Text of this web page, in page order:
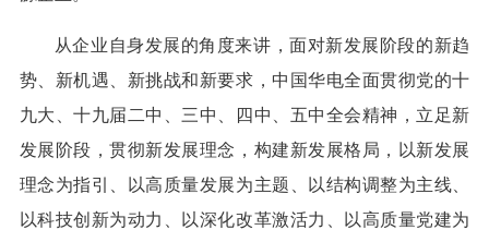
从企业自身发展的角度来讲，面对新发展阶段的新趋
势、新机遇、新挑战和新要求，中国华电全面贯彻党的十
九大、十九届二中、三中、四中、五中全会精神，立足新
发展阶段，贯彻新发展理念，构建新发展格局，以新发展
理念为指引、以高质量发展为主题、以结构调整为主线、
以科技创新为动力、以深化改革激活力、以高质量党建为